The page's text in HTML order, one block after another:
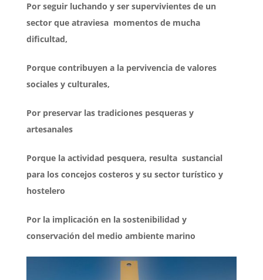
Por seguir luchando y ser supervivientes de un
sector que atraviesa momentos de mucha
dificultad,
Porque contribuyen a la pervivencia de valores
sociales y culturales,
Por preservar las tradiciones pesqueras y
artesanales
Porque la actividad pesquera, resulta sustancial
para los concejos costeros y su sector turístico y
hostelero
Por la implicación en la sostenibilidad y
conservación del medio ambiente marino